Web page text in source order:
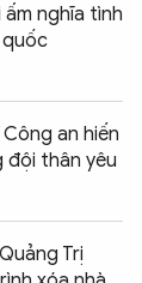
nghĩa tình
quốc
an hiến
đội thân yêu
Trị